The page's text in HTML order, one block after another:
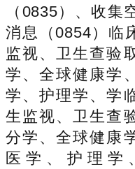
（0835）、收集
消息（0854）临
监视、卫生查验
学、全球健康学
学、护理学、学
生监视、卫生查
分学、全球健康
医学、护理学